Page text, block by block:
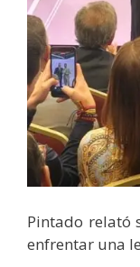
Pintado relató
enfrentar una